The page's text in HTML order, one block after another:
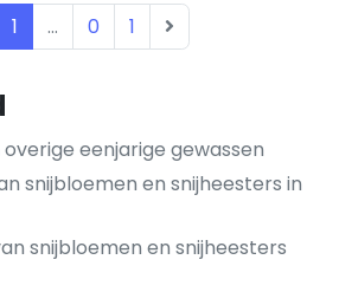
overige eenjarige gewassen
snijbloemen en snijheesters in
snijbloemen en snijheesters
1 ... 0 1